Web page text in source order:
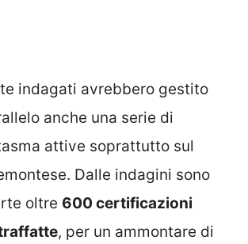
indagati avrebbero gestito
anche una serie di
attive soprattutto sul
Dalle indagini sono
oltre 600 certificazioni
, per un ammontare di